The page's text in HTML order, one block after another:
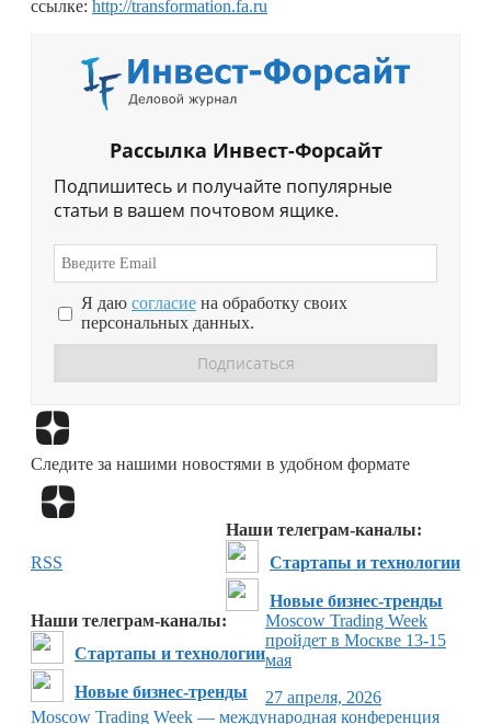
ссылке: http://transformation.fa.ru
Рассылка Инвест-Форсайт
Подпишитесь и получайте популярные
статьи в вашем почтовом ящике.
Я даю согласие на обработку своих
персональных данных.
Следите за нашими новостями в удобном формате
Наши телеграм-каналы:
Стартапы и технологии
Новые бизнес-тренды
Наши телеграм-каналы:
Стартапы и технологии
Новые бизнес-тренды
RSS
Moscow Trading Week
пройдет в Москве 13-15
мая
27 апреля, 2026
Moscow Trading Week — международная конференция